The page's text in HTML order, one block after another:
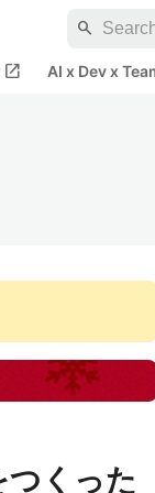
search
open_in_new AI x Dev x
くった